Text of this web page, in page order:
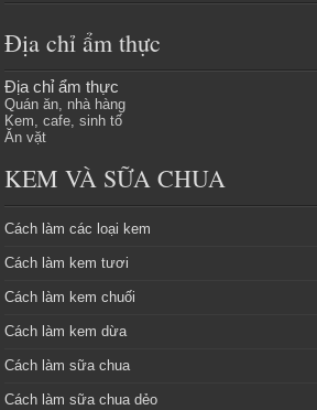
Địa chỉ ẩm thực
Địa chỉ ẩm thực
Quán ăn, nhà hàng
Kem, cafe, sinh tố
Ăn vặt
KEM VÀ SỮA CHUA
Cách làm các loại kem
Cách làm kem tươi
Cách làm kem chuối
Cách làm kem dừa
Cách làm sữa chua
Cách làm sữa chua dẻo